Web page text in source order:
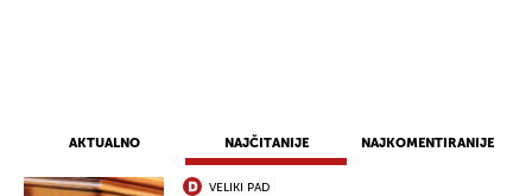
AKTUALNO NAJČITANIJE NAJKOMENTIRANIJE
VELIKI PAD